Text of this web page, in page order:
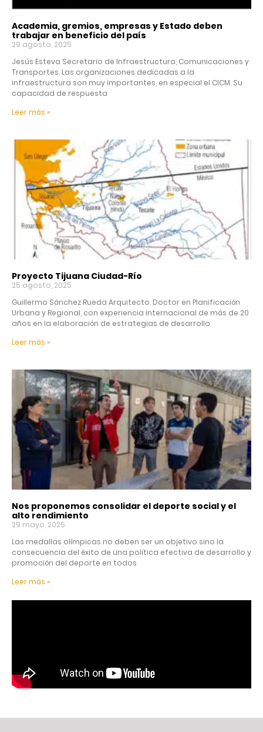
Academia, gremios, empresas y Estado deben
trabajar en beneficio del país
29 agosto, 2025
Jesús Esteva Secretario de Infraestructura, Comunicaciones y
Transportes. Las organizaciones dedicadas a la
infraestructura son muy importantes, en especial el CICM. Su
capacidad de respuesta
Leer más »
Proyecto Tijuana Ciudad-Río
25 agosto, 2025
Guillermo Sánchez Rueda Arquitecto. Doctor en Planificación
Urbana y Regional, con experiencia internacional de más de 20
años en la elaboración de estrategias de desarrollo
Leer más »
Nos proponemos consolidar el deporte social y el
alto rendimiento
29 mayo, 2025
Las medallas olímpicas no deben ser un objetivo sino la
consecuencia del éxito de una política efectiva de desarrollo y
promoción del deporte en todos
Leer más »